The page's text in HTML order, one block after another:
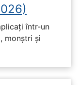
într-un
monștri și